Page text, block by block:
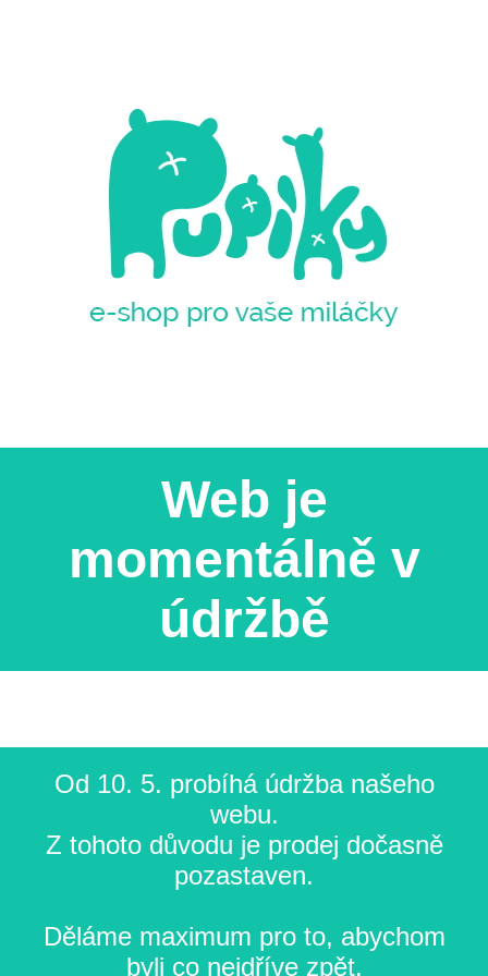
Web je
momentálně v
údržbě
Od 10. 5. probíhá údržba našeho
webu.
Z tohoto důvodu je prodej dočasně
pozastaven.
Děláme maximum pro to, abychom
byli co nejdříve zpět.